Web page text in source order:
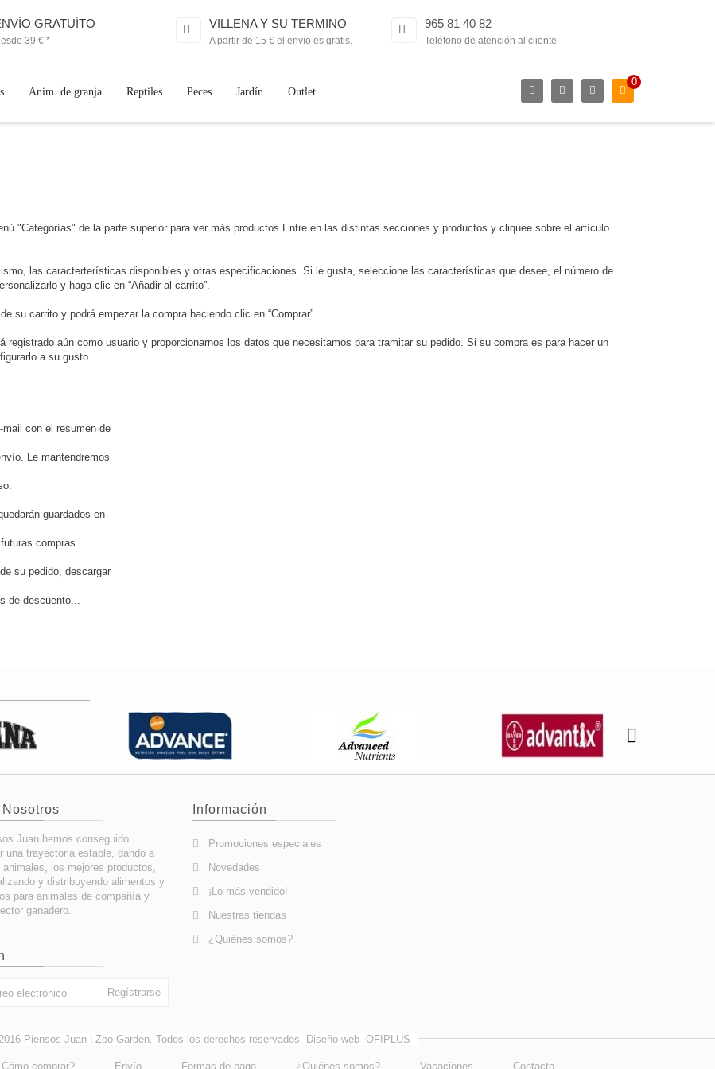
GRATUÍTO
39 € *
VILLENA Y SU TERMINO
A partir de 15 € el envío es gratis.
965 81 40 82
Teléfono de atención al cliente
Anim. de granja Reptiles Peces Jardín Outlet
0
"Categorías" de la parte superior para ver más productos.Entre en las distintas secciones y productos y cliquee sobre el artículo
las caracterterísticas disponibles y otras especificaciones. Si le gusta, seleccione las características que desee, el número de
y haga clic en “Añadir al carrito”.
su carrito y podrá empezar la compra haciendo clic en “Comprar”.
aún como usuario y proporcionarnos los datos que necesitamos para tramitar su pedido. Si su compra es para hacer un
a su gusto.
con el resumen de
Le mantendremos
guardados en
compras.
su pedido, descargar
de descuento...
Juan hemos conseguido
una trayectoria estable, dando a
animales, los mejores productos,
y distribuyendo alimentos y
para animales de compañía y
ganadero.
Información
Promociones especiales
Novedades
¡Lo más vendido!
Nuestras tiendas
¿Quiénes somos?
Piensos Juan | Zoo Garden. Todos los derechos reservados. Diseño web OFIPLUS
comprar? Envío Formas de pago ¿Quiénes somos? Vacaciones Contacto